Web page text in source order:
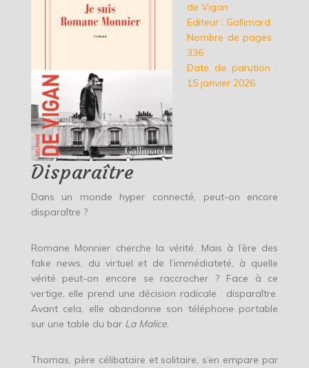
de Vigan
Editeur : Gallimard
Nombre de pages :
336
Date de parution :
15 janvier 2026
Disparaître
Dans un monde hyper connecté, peut-on encore
disparaître ?
Romane Monnier cherche la vérité. Mais à l’ère des
fake news, du virtuel et de l’immédiateté, à quelle
vérité peut-on encore se raccrocher ? Face à ce
vertige, elle prend une décision radicale : disparaître.
Avant cela, elle abandonne son téléphone portable
sur une table du bar La Malice.
Thomas, père célibataire et solitaire, s’en empare par